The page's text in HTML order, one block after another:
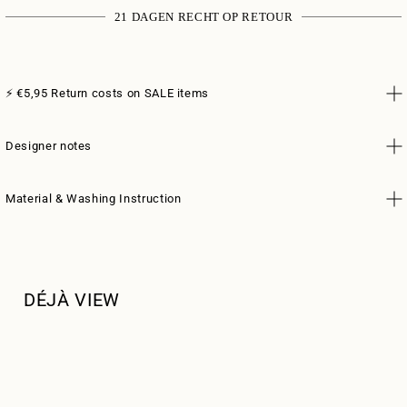
21 DAGEN RECHT OP RETOUR
⚡️ €5,95 Return costs on SALE items
Designer notes
Material & Washing Instruction
DÉJÀ VIEW